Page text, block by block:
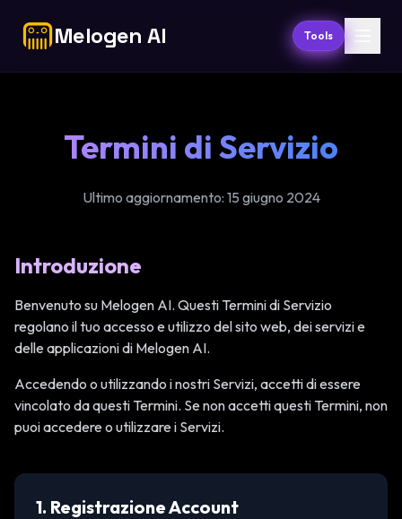
Melogen AI Tools
Termini di Servizio
Ultimo aggiornamento: 15 giugno 2024
Introduzione
Benvenuto su Melogen AI. Questi Termini di Servizio
regolano il tuo accesso e utilizzo del sito web, dei servizi e
delle applicazioni di Melogen AI.
Accedendo o utilizzando i nostri Servizi, accetti di essere
vincolato da questi Termini. Se non accetti questi Termini, non
puoi accedere o utilizzare i Servizi.
1. Registrazione Account